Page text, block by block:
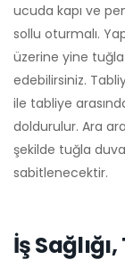
ucuda kapı ve
sollu oturmalı.
üzerine yine
edebilirsiniz.
ile tabliye
doldurulur. Ara
şekilde tuğla
sabitlenecektir.
İş